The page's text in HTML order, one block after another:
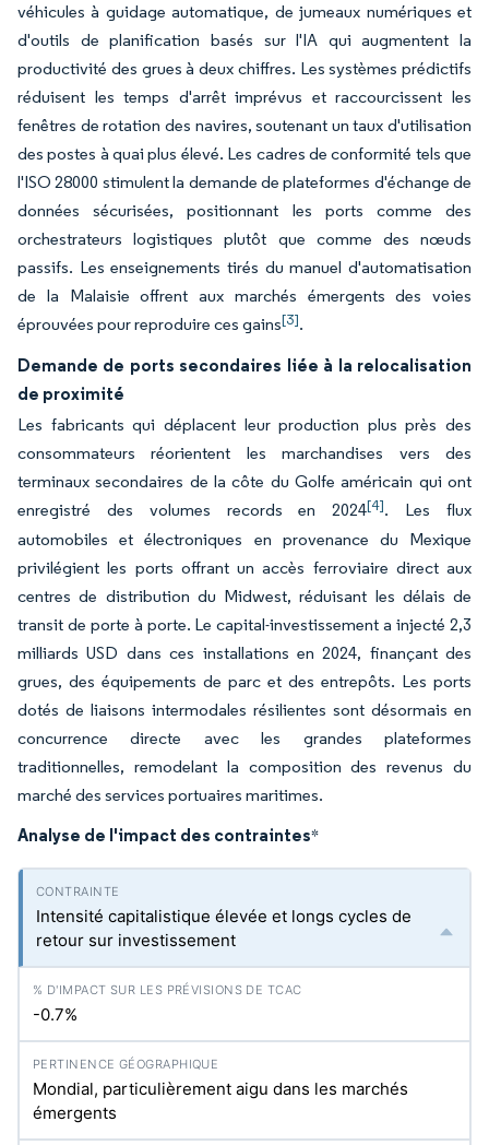
véhicules à guidage automatique, de jumeaux numériques et
d'outils de planification basés sur l'IA qui augmentent la
productivité des grues à deux chiffres. Les systèmes prédictifs
réduisent les temps d'arrêt imprévus et raccourcissent les
fenêtres de rotation des navires, soutenant un taux d'utilisation
des postes à quai plus élevé. Les cadres de conformité tels que
l'ISO 28000 stimulent la demande de plateformes d'échange de
données sécurisées, positionnant les ports comme des
orchestrateurs logistiques plutôt que comme des nœuds
passifs. Les enseignements tirés du manuel d'automatisation
de la Malaisie offrent aux marchés émergents des voies
éprouvées pour reproduire ces gains[3].
Demande de ports secondaires liée à la relocalisation
de proximité
Les fabricants qui déplacent leur production plus près des
consommateurs réorientent les marchandises vers des
terminaux secondaires de la côte du Golfe américain qui ont
enregistré des volumes records en 2024[4]. Les flux
automobiles et électroniques en provenance du Mexique
privilégient les ports offrant un accès ferroviaire direct aux
centres de distribution du Midwest, réduisant les délais de
transit de porte à porte. Le capital-investissement a injecté 2,3
milliards USD dans ces installations en 2024, finançant des
grues, des équipements de parc et des entrepôts. Les ports
dotés de liaisons intermodales résilientes sont désormais en
concurrence directe avec les grandes plateformes
traditionnelles, remodelant la composition des revenus du
marché des services portuaires maritimes.
Analyse de l'impact des contraintes*
Intensité capitalistique élevée et longs cycles de
retour sur investissement
-0.7%
Mondial, particulièrement aigu dans les marchés
émergents